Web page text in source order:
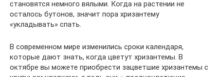
становятся немного вялыми. Когда на растении не
осталось бутонов, значит пора хризантему
«укладывать» спать.
В современном мире изменились сроки календаря,
которые дают знать, когда цветут хризантемы. В
октябре вы можете приобрести зацветшие хризантемы с